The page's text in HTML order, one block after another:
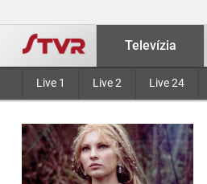
Televízia
Live 1 Live 2 Live 24